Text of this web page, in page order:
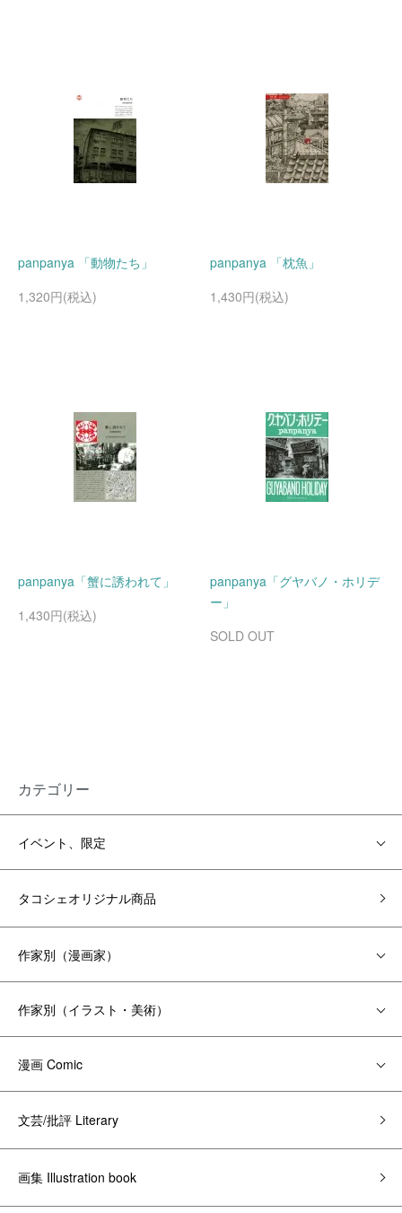
panpanya 「動物たち」
1,320円(税込)
panpanya 「枕魚」
1,430円(税込)
panpanya「蟹に誘われて」
1,430円(税込)
panpanya「グヤバノ・ホリデ
ー」
SOLD OUT
カテゴリー
イベント、限定
タコシェオリジナル商品
作家別（漫画家）
作家別（イラスト・美術）
漫画 Comic
文芸/批評 Literary
画集 Illustration book